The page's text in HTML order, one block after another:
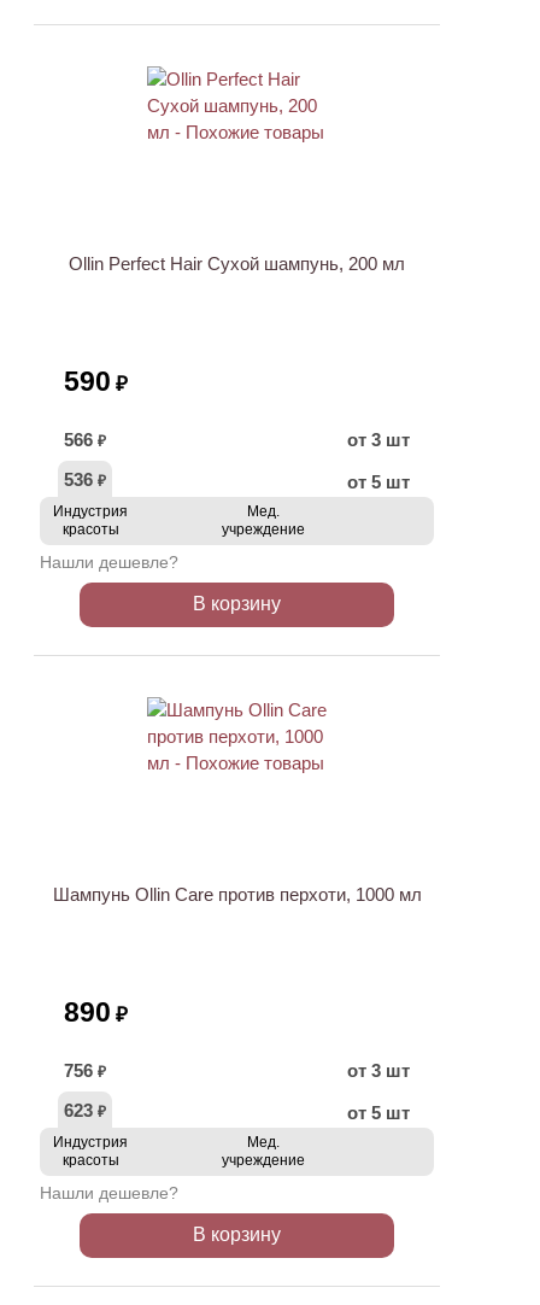
Ollin Perfect Hair Сухой шампунь, 200 мл
590 ₽
566 ₽
от 3 шт
536 ₽ от 5 шт
Индустрия
красоты
Мед.
учреждение
Нашли дешевле?
В корзину
Шампунь Ollin Care против перхоти, 1000 мл
890 ₽
756 ₽
от 3 шт
623 ₽ от 5 шт
Индустрия
красоты
Мед.
учреждение
Нашли дешевле?
В корзину